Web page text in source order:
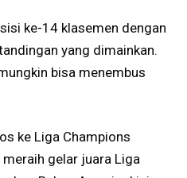
ke-14 klasemen dengan
yang dimainkan.
bisa menembus
ke Liga Champions
gelar juara Liga